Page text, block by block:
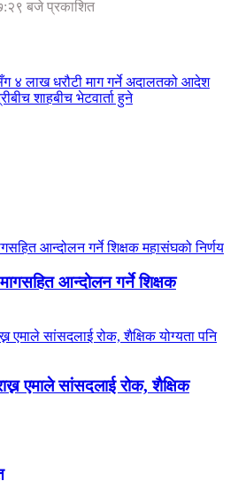
बजे प्रकाशित
४ लाख धरौटी माग गर्ने अदालतको आदेश
शाहबीच भेटवार्ता हुने
आन्दोलन गर्ने शिक्षक
एमाले सांसदलाई रोक, शैक्षिक